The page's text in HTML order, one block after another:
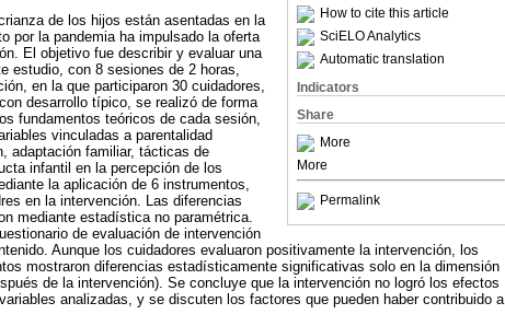
How to cite this article
SciELO Analytics
Automatic translation
Indicators
Share
More
More
Permalink
de los hijos están asentadas en la
por la pandemia ha impulsado la oferta
El objetivo fue describir y evaluar una
estudio, con 8 sesiones de 2 horas,
en la que participaron 30 cuidadores,
desarrollo típico, se realizó de forma
fundamentos teóricos de cada sesión,
vinculadas a parentalidad
adaptación familiar, tácticas de
infantil en la percepción de los
la aplicación de 6 instrumentos,
en la intervención. Las diferencias
mediante estadística no paramétrica.
de evaluación de intervención
Aunque los cuidadores evaluaron positivamente la intervención, los
mostraron diferencias estadísticamente significativas solo en la dimensión
de la intervención). Se concluye que la intervención no logró los efectos
analizadas, y se discuten los factores que pueden haber contribuido a